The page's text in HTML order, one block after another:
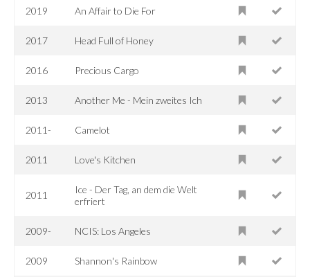
2019 An Affair to Die For
2017 Head Full of Honey
2016 Precious Cargo
2013 Another Me - Mein zweites Ich
2011- Camelot
2011 Love's Kitchen
2011
Ice - Der Tag, an dem die Welt
erfriert
2009- NCIS: Los Angeles
2009 Shannon's Rainbow